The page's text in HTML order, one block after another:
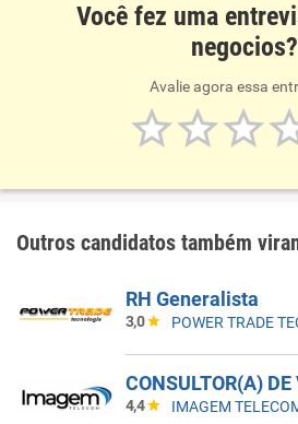
Você fez uma
negocios?
Avalie agora essa
Outros candidatos também
RH Generalista
3,0 POWER TRADE
CONSULTOR(A)
4,4